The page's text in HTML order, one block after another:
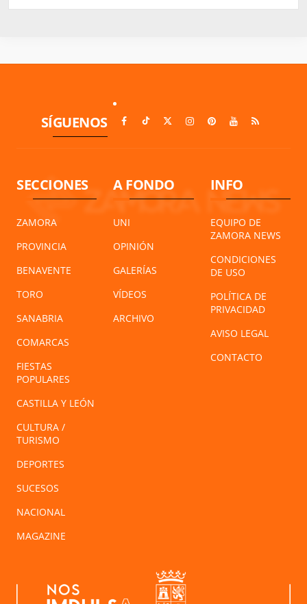
SÍGUENOS
SECCIONES
ZAMORA
PROVINCIA
BENAVENTE
TORO
SANABRIA
COMARCAS
FIESTAS
POPULARES
CASTILLA Y LEÓN
CULTURA /
TURISMO
DEPORTES
SUCESOS
NACIONAL
MAGAZINE
A FONDO
UNI
OPINIÓN
GALERÍAS
VÍDEOS
ARCHIVO
INFO
EQUIPO DE
ZAMORA NEWS
CONDICIONES
DE USO
POLÍTICA DE
PRIVACIDAD
AVISO LEGAL
CONTACTO